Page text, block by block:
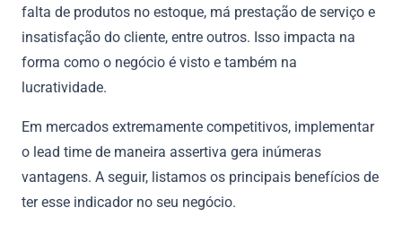
falta de produtos no estoque, má prestação de serviço e
insatisfação do cliente, entre outros. Isso impacta na
forma como o negócio é visto e também na
lucratividade.
Em mercados extremamente competitivos, implementar
o lead time de maneira assertiva gera inúmeras
vantagens. A seguir, listamos os principais benefícios de
ter esse indicador no seu negócio.